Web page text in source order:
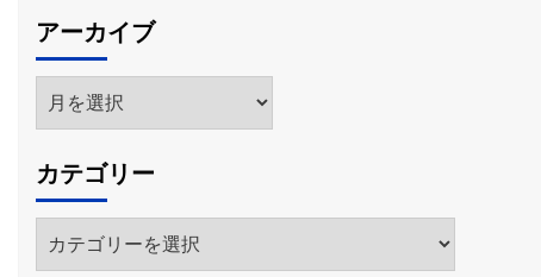
アーカイブ
ア
ー
イ
ブ
カテゴリー
テ